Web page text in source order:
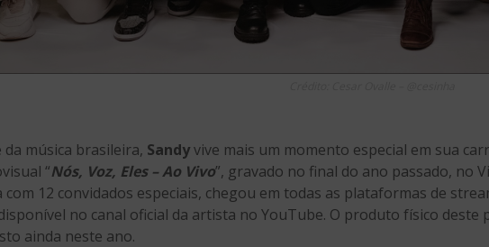
da música brasileira, Sandyvive mais um momento especial em sua
“Nós, Voz, Eles – Ao Vivo”, gravado no final do ano passado, no
com 12 convidados especiais, chegou em todas as plataformas de
no canal oficial da artista no YouTube. O produto físico
ainda neste ano.